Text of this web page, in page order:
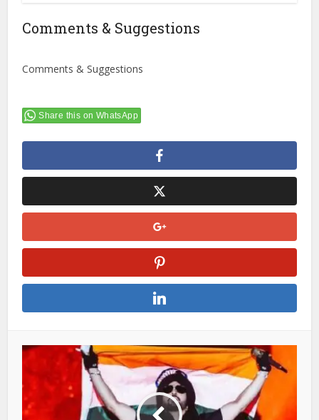
Comments & Suggestions
Comments & Suggestions
Share this on WhatsApp